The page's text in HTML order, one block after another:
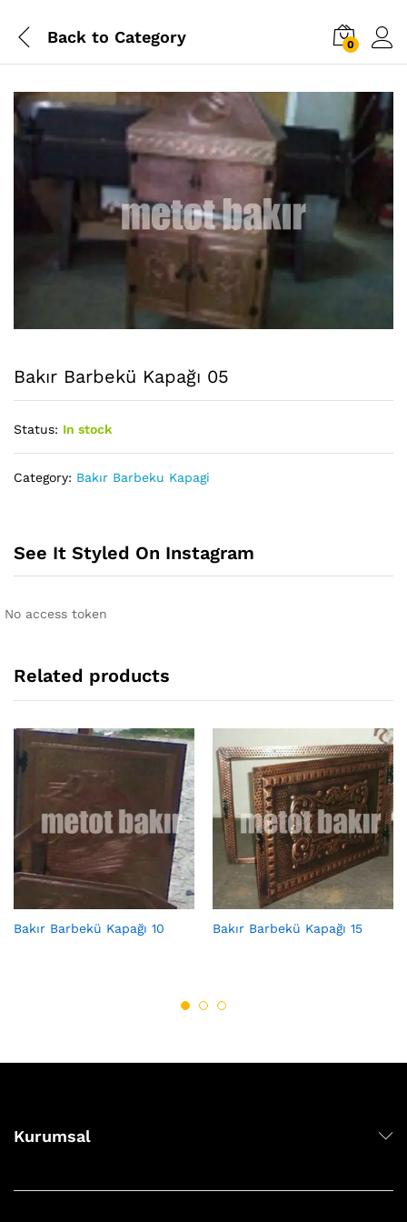
Back to Category 0
Bakır Barbekü Kapağı 05
Status: In stock
Category: Bakır Barbeku Kapagi
See It Styled On Instagram
No access token
Related products
Bakır Barbekü Kapağı 10 Bakır Barbekü Kapağı 15
Kurumsal